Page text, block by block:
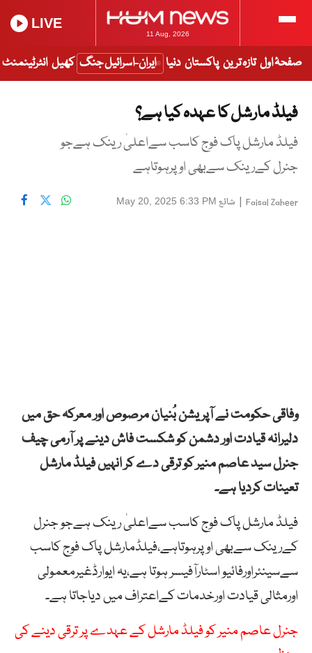
11 Aug, 2026
LIVE
صفحۂ اول تازہ ترین پاکستان دنیا ایران-اسرائیل جنگ کھیل انٹرٹینمنٹ
فیلڈ مارشل کا عہدہ کیا ہے؟
فیلڈ مارشل پاک فوج کاسب سےاعلیٰ رینک ہےجو
جنرل کےرینک سےبھی اوپرہوتاہے
Faisal Zaheer
| شائع May 20, 2025 6:33 PM
وفاقی حکومت نے آپریشن بُنیان مرصوص اور معرکہ حق میں
دلیرانہ قیادت اور دشمن کو شکست فاش دینے پر آرمی چیف
جنرل سید عاصم منیر کو ترقی دے کر انہیں فیلڈ مارشل
تعینات کردیا ہے۔
فیلڈ مارشل پاک فوج کاسب سےاعلیٰ رینک ہےجو جنرل
کےرینک سےبھی اوپرہوتاہے،فیلڈمارشل پاک فوج کاسب
سےسینئراورفائیو اسٹارآفیسر ہوتا ہے،یہ ایوارڈغیرمعمولی
اورمثالی قیادت اورخدمات کےاعتراف میں دیاجاتا ہے۔
جنرل عاصم منیر کو فیلڈ مارشل کے عہدے پر ترقی دینے کی